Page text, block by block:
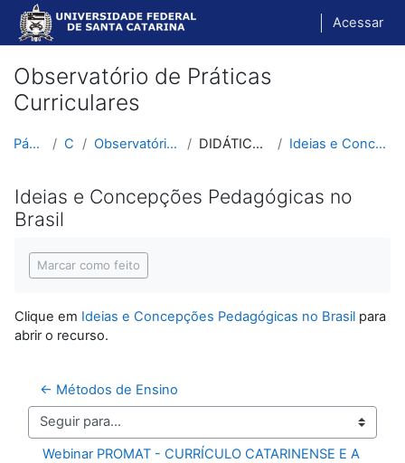
Ir para o conteúdo principal
Acessar
Observatório de Práticas
Curriculares
Página inicial Cursos Observatório de Práticas Curriculares DIDÁTICA HISTÓRICO-CRÍTICA Ideias e Concepções Pedagógicas no Brasil
Ideias e Concepções Pedagógicas no
Brasil
Marcar como feito
Clique em Ideias e Concepções Pedagógicas no Brasil para
abrir o recurso.
← Métodos de Ensino
Seguir para...
Webinar PROMAT - CURRÍCULO CATARINENSE E A